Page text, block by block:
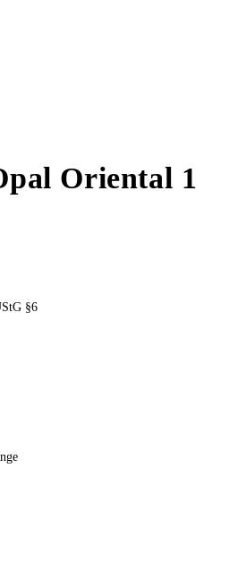
Oriental 1
§6